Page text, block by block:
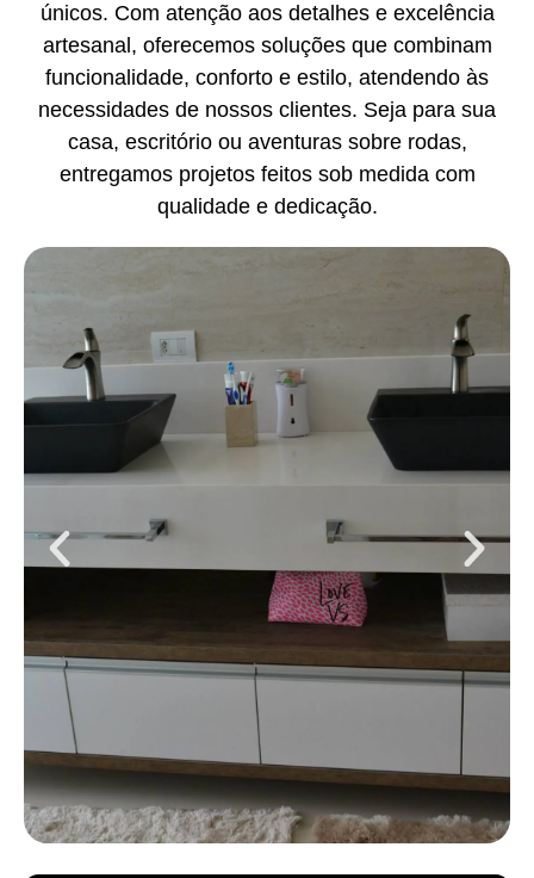
únicos. Com atenção aos detalhes e excelência
artesanal, oferecemos soluções que combinam
funcionalidade, conforto e estilo, atendendo às
necessidades de nossos clientes. Seja para sua
casa, escritório ou aventuras sobre rodas,
entregamos projetos feitos sob medida com
qualidade e dedicação.